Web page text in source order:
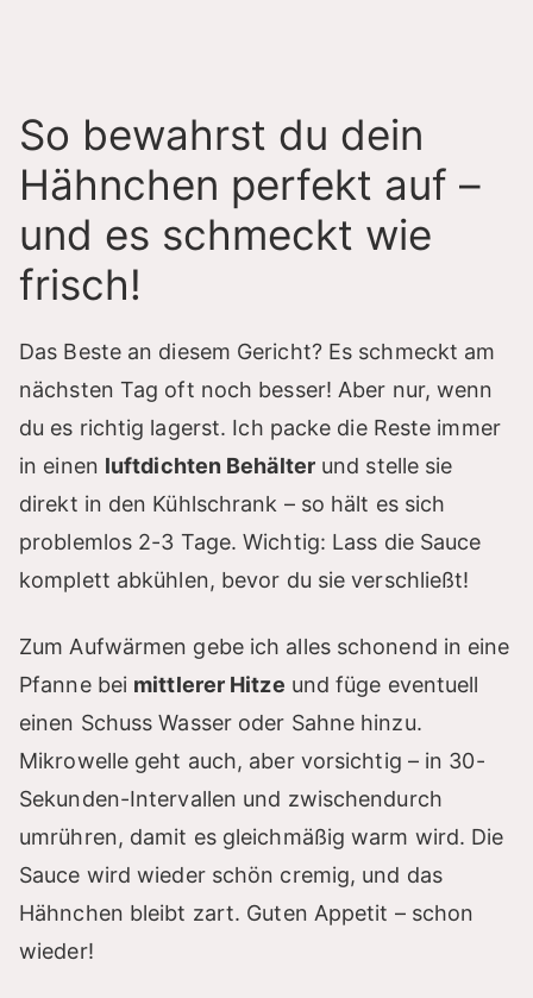
So bewahrst du dein
Hähnchen perfekt auf –
und es schmeckt wie
frisch!
Das Beste an diesem Gericht? Es schmeckt am
nächsten Tag oft noch besser! Aber nur, wenn
du es richtig lagerst. Ich packe die Reste immer
in einen luftdichten Behälterund stelle sie
direkt in den Kühlschrank – so hält es sich
problemlos 2-3 Tage. Wichtig: Lass die Sauce
komplett abkühlen, bevor du sie verschließt!
Zum Aufwärmen gebe ich alles schonend in eine
Pfanne bei mittlerer Hitze und füge eventuell
einen Schuss Wasser oder Sahne hinzu.
Mikrowelle geht auch, aber vorsichtig – in 30-
Sekunden-Intervallen und zwischendurch
umrühren, damit es gleichmäßig warm wird. Die
Sauce wird wieder schön cremig, und das
Hähnchen bleibt zart. Guten Appetit – schon
wieder!